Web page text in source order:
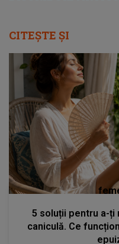
CITEȘTE ȘI
5 soluții pentru a-ți
caniculă. Ce